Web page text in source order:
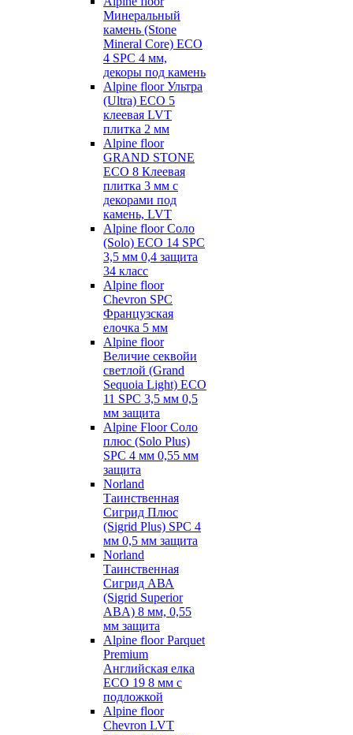
Минеральный
камень (Stone
Mineral Core) ECO
4 SPC 4 мм,
декоры под камень
Alpine floor Ультра
(Ultra) ECO 5
клеевая LVT
плитка 2 мм
Alpine floor
GRAND STONE
ECO 8 Клеевая
плитка 3 мм с
декорами под
камень, LVT
Alpine floor Соло
(Solo) ECO 14 SPC
3,5 мм 0,4 защита
34 класс
Alpine floor
Chevron SPC
Французская
елочка 5 мм
Alpine floor
Величие секвойи
светлой (Grand
Sequoia Light) ECO
11 SPC 3,5 мм 0,5
мм защита
Alpine Floor Соло
плюс (Solo Plus)
SPC 4 мм 0,55 мм
защита
Norland
Таинственная
Сигрид Плюс
(Sigrid Plus) SPC 4
мм 0,5 мм защита
Norland
Таинственная
Сигрид АВА
(Sigrid Superior
ABA) 8 мм, 0,55
мм защита
Alpine floor Parquet
Premium
Английская елка
ECO 19 8 мм с
подложкой
Alpine floor
Chevron LVT